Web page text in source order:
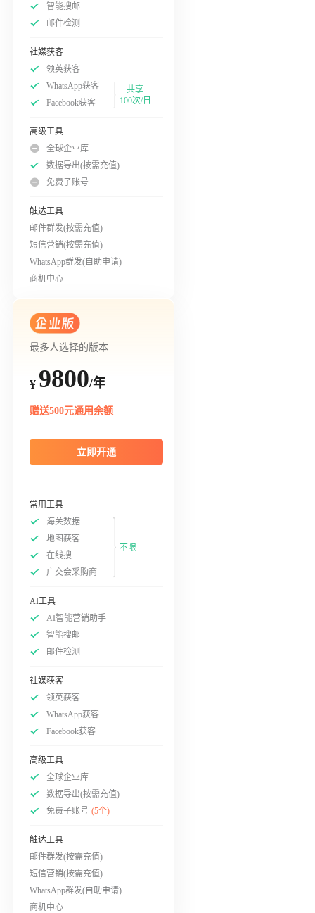
智能搜邮
邮件检测
社媒获客
领英获客
WhatsApp获客
Facebook获客
共享
100次/日
高级工具
全球企业库
数据导出(按需充值)
免费子账号
触达工具
邮件群发(按需充值)
短信营销(按需充值)
WhatsApp群发(自助申请)
商机中心
最多人选择的版本
¥ 9800/年
赠送500元通用余额
立即开通
常用工具
海关数据
地图获客
在线搜
广交会采购商
不限
AI工具
AI智能营销助手
智能搜邮
邮件检测
社媒获客
领英获客
WhatsApp获客
Facebook获客
高级工具
全球企业库
数据导出(按需充值)
免费子账号 (5个)
触达工具
邮件群发(按需充值)
短信营销(按需充值)
WhatsApp群发(自助申请)
商机中心